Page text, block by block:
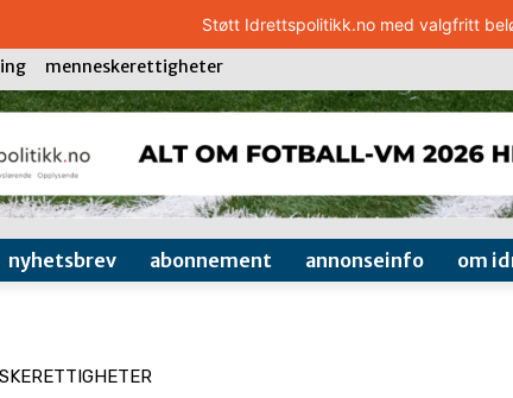
Støtt Idrettspolitikk.no med valgfritt
menneskerettigheter
nyhetsbrev abonnement annonseinfo om